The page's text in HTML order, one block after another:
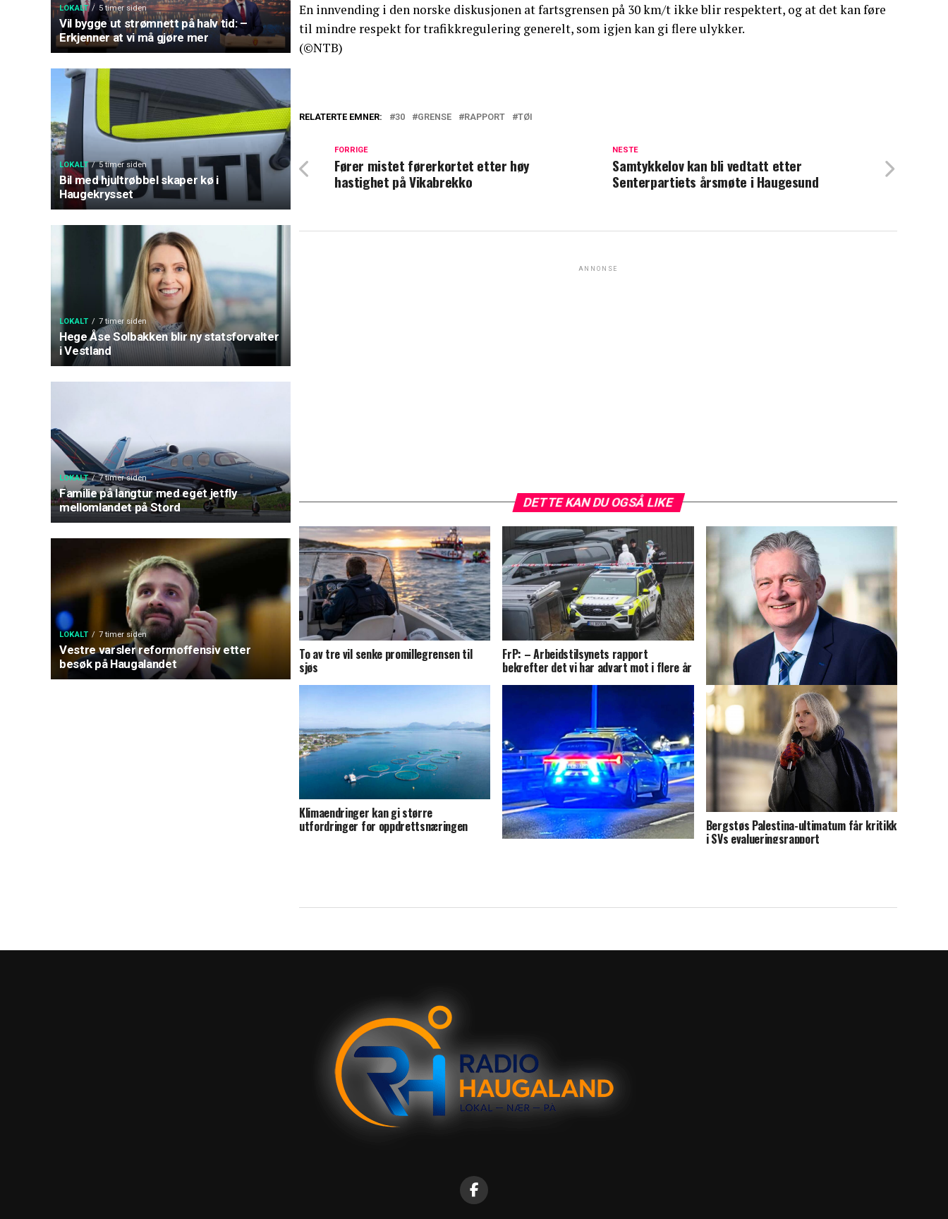
LOKALT 5 timer siden
Vil bygge ut strømnett på halv tid: –
Erkjenner at vi må gjøre mer
LOKALT 5 timer siden
Bil med hjultrøbbel skaper kø i
Haugekrysset
LOKALT 7 timer siden
Hege Åse Solbakken blir ny statsforvalter
i Vestland
LOKALT 7 timer siden
Familie på langtur med eget jetfly
mellomlandet på Stord
LOKALT 7 timer siden
Vestre varsler reformoffensiv etter
besøk på Haugalandet
En innvending i den norske diskusjonen at fartsgrensen på 30 km/t ikke blir respektert, og at det kan føre
til mindre respekt for trafikkregulering generelt, som igjen kan gi flere ulykker.
(©NTB)
RELATERTE EMNER: 30 GRENSE RAPPORT TØI
NESTE
Samtykkelov kan bli vedtatt etter
Senterpartiets årsmøte i Haugesund
FORRIGE
Fører mistet førerkortet etter høy
hastighet på Vikabrekko
ANNONSE
DETTE KAN DU OGSÅ LIKE
To av tre vil senke promillegrensen til
sjøs
FrP: – Arbeidstilsynets rapport
bekrefter det vi har advart mot i flere år
FrP: – Arbeidstilsynets rapport er
knusende
Klimaendringer kan gi større
utfordringer for oppdrettsnæringen
Bergstøs Palestina-ultimatum får kritikk
i SVs evalueringsrapport